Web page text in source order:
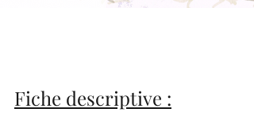
Fiche descriptive :